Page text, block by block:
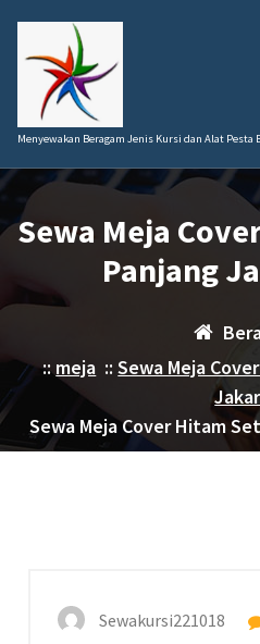
konten
Menyewakan Beragam Jenis Kursi dan Alat Pesta
Sewa Meja
Panjang
::meja ::Sewa Meja
Sewa Meja Cover Hitam
Sewakursi221018